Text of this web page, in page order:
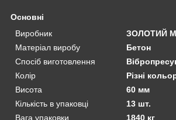
Основні
Виробник
ЗОЛОТИЙ
Матеріал виробу
Бетон
Спосіб виготовлення
Колір
Різні
Висота
60 мм
Кількість в упаковці
13 шт.
Вага упаковки
1840 кг